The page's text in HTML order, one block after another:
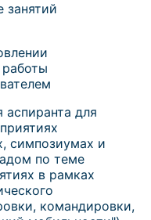
аспиранта для
симпозиумах и
по теме
в рамках
командировки,